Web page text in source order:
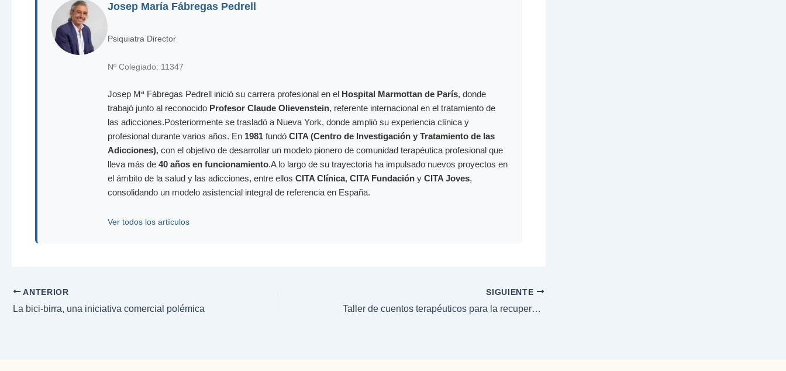
Josep María Fábregas Pedrell
Psiquiatra Director
Nº Colegiado: 11347
Josep Mª Fàbregas Pedrell inició su carrera profesional en el Hospital Marmottan de París, donde
trabajó junto al reconocido Profesor Claude Olievenstein, referente internacional en el tratamiento de
las adicciones.Posteriormente se trasladó a Nueva York, donde amplió su experiencia clínica y
profesional durante varios años. En 1981 fundó CITA (Centro de Investigación y Tratamiento de las
Adicciones), con el objetivo de desarrollar un modelo pionero de comunidad terapéutica profesional que
lleva más de 40 años en funcionamiento.A lo largo de su trayectoria ha impulsado nuevos proyectos en
el ámbito de la salud y las adicciones, entre ellos CITA Clínica, CITA Fundación y CITA Joves,
consolidando un modelo asistencial integral de referencia en España.
Ver todos los artículos
ANTERIOR
La bici-birra, una iniciativa comercial polémica
SIGUIENTE
Taller de cuentos terapéuticos para la recuperación